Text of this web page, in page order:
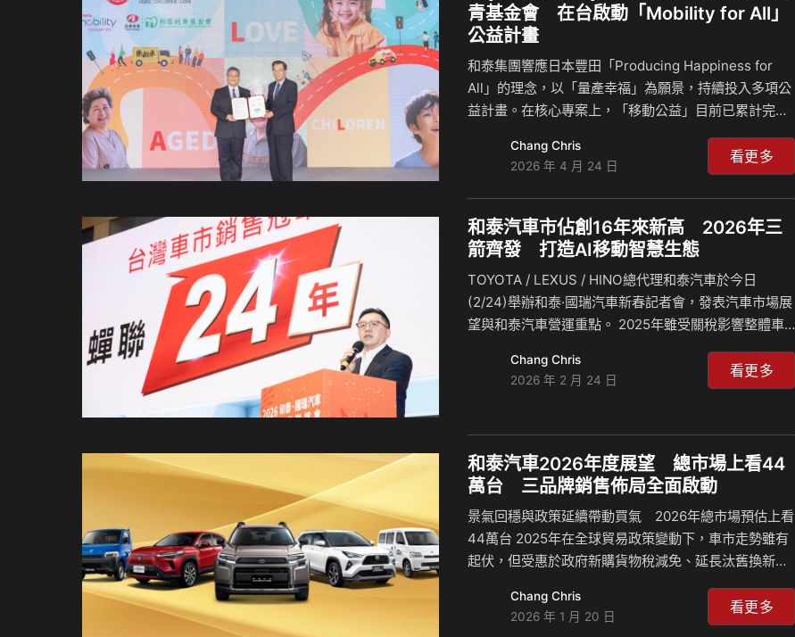
的每個角落，都留下了屬於家的印記。 如今，這份長達
60年的信賴，在2026年迎來了它的里程碑。和泰汽車
青基金會 在台啟動「Mobility for All」
公益計畫
和泰集團響應日本豐田「Producing Happiness for
All」的理念，以「量產幸福」為願景，持續投入多項公
益計畫。在核心專案上，「移動公益」目前已累計完成
萬套校園導護志工裝備。和泰集團將攜手關係企業與經
銷商夥伴，深化各項公益計畫，致力為所有人創造幸
福。 為進一步落實此一使命，和泰純青基金會今日正式
宣布與Toyota Mobility Foundation（下稱TMF，豐田
移動基金會）展開深度合作。TMF由豐田章男會長於
會。雙方將透過「Mobility for All」計畫，整合…
Chang Chris
2026 年 4 月 24 日
看更多
和泰汽車市佔創16年來新高 2026年三
箭齊發 打造AI移動智慧生態
TOYOTA / LEXUS / HINO總代理和泰汽車於今日
(2/24)舉辦和泰·國瑞汽車新春記者會，發表汽車市場展
望與和泰汽車營運重點。 2025年雖受關稅影響整體車
牌在2025年合計登錄台數逾16萬台註2，市佔率躍升至
38.6%，創下近16年來最佳表現，同時也穩坐24年台灣
率達30.1%， COROLLA CROSS不僅連續5年蟬聯全市
場銷售冠軍，全年登錄44,813台註4也創下該車款銷售
歷史新高。在豪華車市場，Lexus以登錄28,628台註
Chang Chris
2026 年 2 月 24 日
看更多
和泰汽車2026年度展望 總市場上看44
萬台 三品牌銷售佈局全面啟動
景氣回穩與政策延續帶動買氣 2026年總市場預估上看
44萬台 2025年在全球貿易政策變動下，車市走勢雖有
起伏，但受惠於政府新購貨物稅減免、延長汰舊換新補
現市場基本盤的穩健韌性。進入2026年，全球景氣逐步
回穩，再加上台灣經濟在半導體與AI人工智慧應用的強
Chang Chris
2026 年 1 月 20 日
看更多